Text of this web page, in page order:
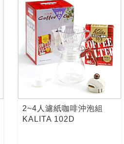
2~4人濾紙咖啡沖泡組
KALITA 102D